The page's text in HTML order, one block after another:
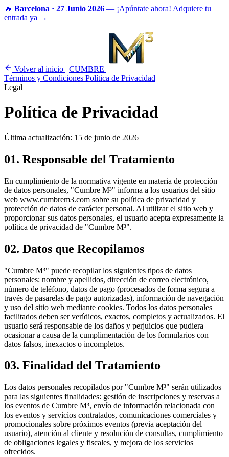
🔥 Barcelona · 27 Junio 2026 — ¡Apúntate ahora! Adquiere tu
entrada ya →
Volver al inicio | CUMBRE
Términos y Condiciones Política de Privacidad
Legal
Política de Privacidad
Última actualización: 15 de junio de 2026
01. Responsable del Tratamiento
En cumplimiento de la normativa vigente en materia de protección
de datos personales, "Cumbre M³" informa a los usuarios del sitio
web www.cumbrem3.com sobre su política de privacidad y
protección de datos de carácter personal. Al utilizar el sitio web y
proporcionar sus datos personales, el usuario acepta expresamente la
política de privacidad de "Cumbre M³".
02. Datos que Recopilamos
"Cumbre M³" puede recopilar los siguientes tipos de datos
personales: nombre y apellidos, dirección de correo electrónico,
número de teléfono, datos de pago (procesados de forma segura a
través de pasarelas de pago autorizadas), información de navegación
y uso del sitio web mediante cookies. Todos los datos personales
facilitados deben ser verídicos, exactos, completos y actualizados. El
usuario será responsable de los daños y perjuicios que pudiera
ocasionar a causa de la cumplimentación de los formularios con
datos falsos, inexactos o incompletos.
03. Finalidad del Tratamiento
Los datos personales recopilados por "Cumbre M³" serán utilizados
para las siguientes finalidades: gestión de inscripciones y reservas a
los eventos de Cumbre M³, envío de información relacionada con
los eventos y servicios contratados, comunicaciones comerciales y
promocionales sobre próximos eventos (previa aceptación del
usuario), atención al cliente y resolución de consultas, cumplimiento
de obligaciones legales y fiscales, y mejora de los servicios
ofrecidos.